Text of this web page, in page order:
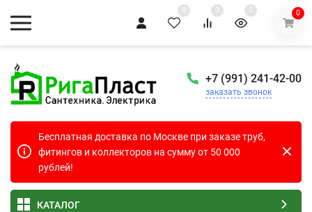
0 0 0 0
+7 (991) 241-42-00
заказать звонок
Бесплатная доставка по Москве при заказе труб,
фитингов и коллекторов на сумму от 50 000
рублей!
КАТАЛОГ